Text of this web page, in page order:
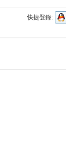
快捷登錄: